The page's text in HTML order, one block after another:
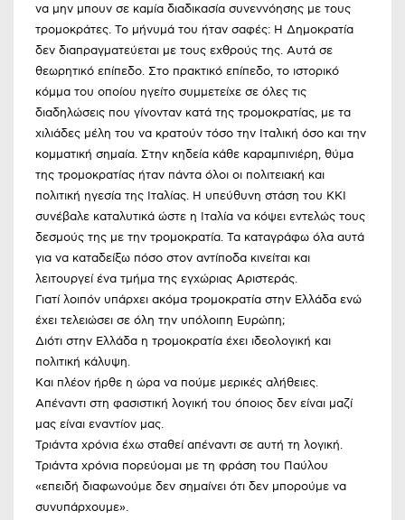
να μην μπουν σε καμία διαδικασία συνεννόησης με τους
τρομοκράτες. Το μήνυμά του ήταν σαφές: Η Δημοκρατία
δεν διαπραγματεύεται με τους εχθρούς της. Αυτά σε
θεωρητικό επίπεδο. Στο πρακτικό επίπεδο, το ιστορικό
κόμμα του οποίου ηγείτο συμμετείχε σε όλες τις
διαδηλώσεις που γίνονταν κατά της τρομοκρατίας, με τα
χιλιάδες μέλη του να κρατούν τόσο την Ιταλική όσο και την
κομματική σημαία. Στην κηδεία κάθε καραμπινιέρη, θύμα
της τρομοκρατίας ήταν πάντα όλοι οι πολιτειακή και
πολιτική ηγεσία της Ιταλίας. Η υπεύθυνη στάση του ΚΚΙ
συνέβαλε καταλυτικά ώστε η Ιταλία να κόψει εντελώς τους
δεσμούς της με την τρομοκρατία. Τα καταγράφω όλα αυτά
για να καταδείξω πόσο στον αντίποδα κινείται και
λειτουργεί ένα τμήμα της εγχώριας Aριστεράς.
Γιατί λοιπόν υπάρχει ακόμα τρομοκρατία στην Ελλάδα ενώ
έχει τελειώσει σε όλη την υπόλοιπη Ευρώπη;
Διότι στην Ελλάδα η τρομοκρατία έχει ιδεολογική και
πολιτική κάλυψη.
Και πλέον ήρθε η ώρα να πούμε μερικές αλήθειες.
Απέναντι στη φασιστική λογική του όποιος δεν είναι μαζί
μας είναι εναντίον μας.
Τριάντα χρόνια έχω σταθεί απέναντι σε αυτή τη λογική.
Τριάντα χρόνια πορεύομαι με τη φράση του Παύλου
«επειδή διαφωνούμε δεν σημαίνει ότι δεν μπορούμε να
συνυπάρχουμε».